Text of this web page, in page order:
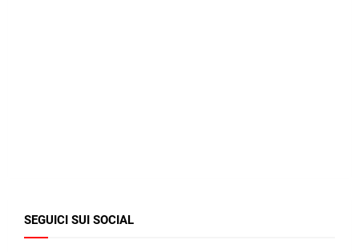
SEGUICI SUI SOCIAL